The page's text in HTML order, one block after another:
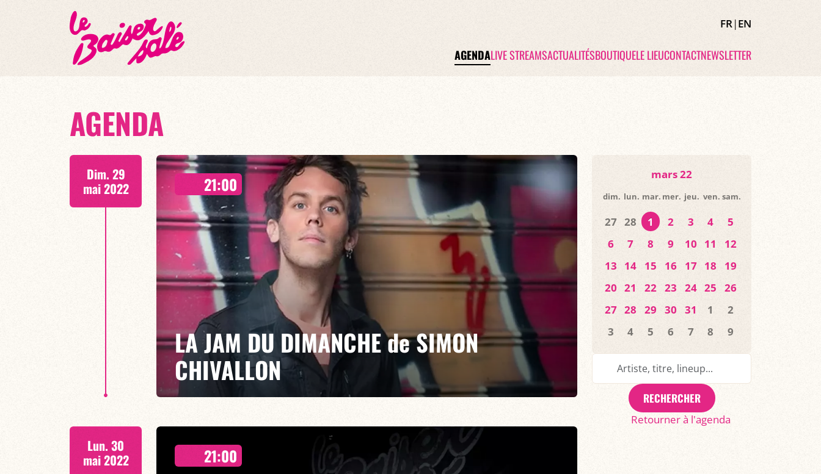
FR|EN
AGENDALIVE STREAMSACTUALITÉSBOUTIQUELE LIEUCONTACTNEWSLETTER
AGENDA
mars 22
dim. lun. mar. mer. jeu. ven. sam.
27 28 1 2 3 4
5
6
7 8 9 10 11
12
13
14 15 16 17 18
19
20 21 22 23 24 25
26
27 28 29 30 31 1
2
3
4 5 6 7 8 9
RECHERCHER
Retourner à l'agenda
Dim. 29
mai 2022
21:00
LA JAM DU DIMANCHE de SIMON
CHIVALLON
Si le jazz est une manière de vivre la musique dans l’instant, Simon Chivallon en est
totalement l’incarnation, et chaque solo le démontre par sa spontanéité et sa
franchise.
Lun. 30
mai 2022
21:00